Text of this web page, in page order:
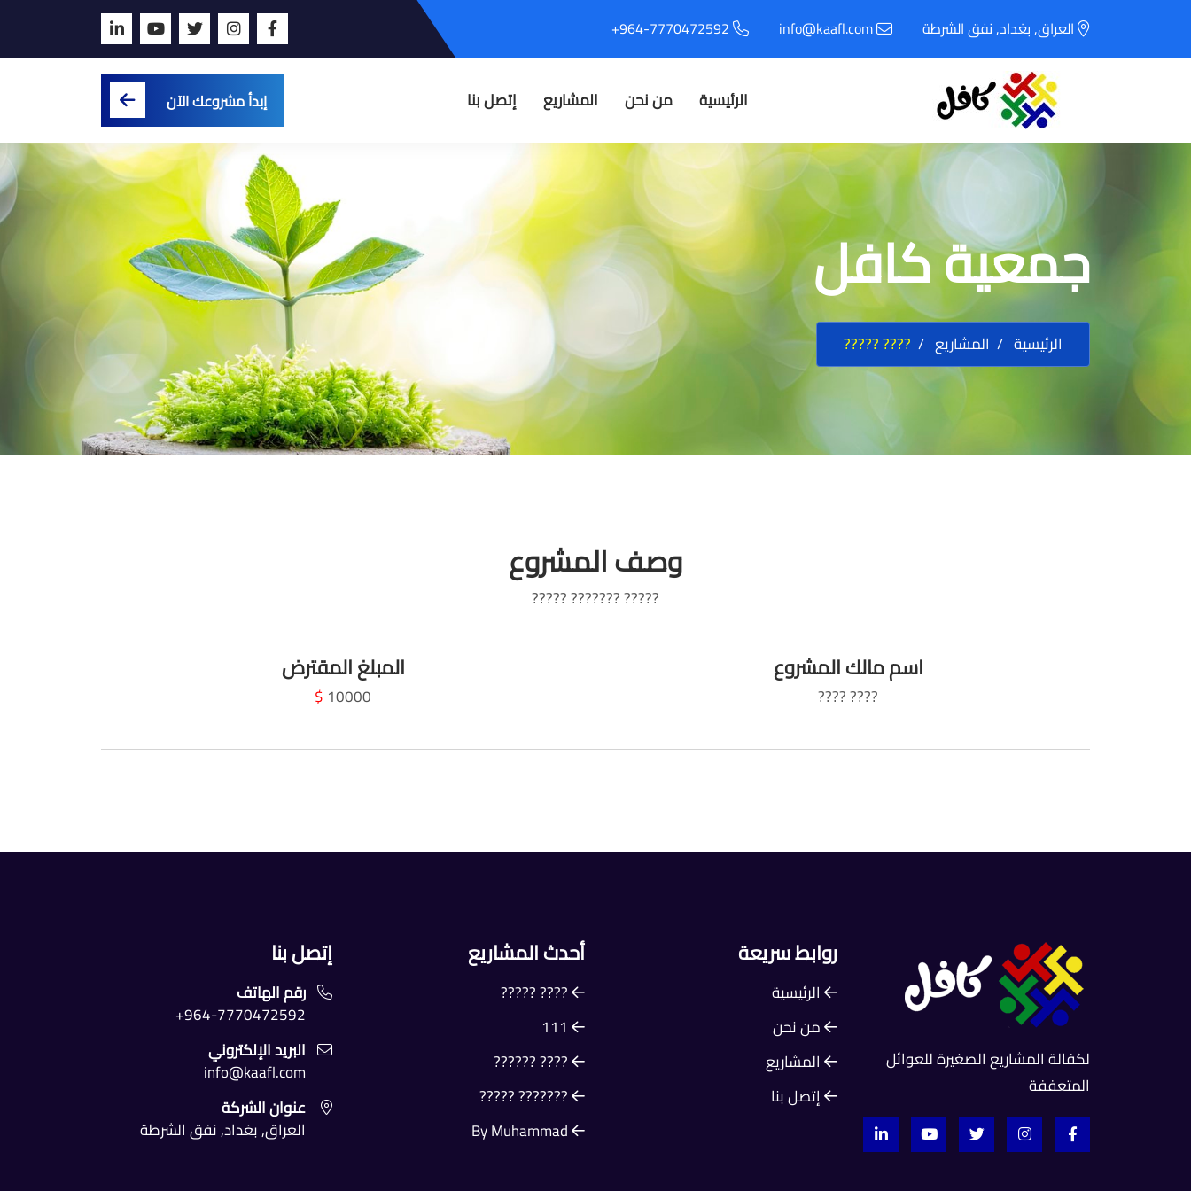
العراق, بغداد, نفق الشرطة info@kaafl.com
964-7770472592+
الرئيسية من نحن المشاريع إتصل بنا إبدأ مشروعك الآن
جمعية كافل
الرئيسية المشاريع ???? ?????
وصف المشروع
????? ??????? ?????
اسم مالك المشروع
???? ????
المبلغ المقترض
10000
$
لكفالة المشاريع الصغيرة للعوائل
المتعففة
روابط سريعة
الرئيسية
من نحن
المشاريع
إتصل بنا
أحدث المشاريع
???? ?????
???? ??????
??????? ?????
إتصل بنا
رقم الهاتف
964-7770472592+
البريد الإلكتروني
info@kaafl.com
عنوان الشركة
العراق, بغداد, نفق الشرطة